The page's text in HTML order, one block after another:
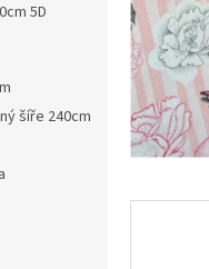
5D
šíře 240cm